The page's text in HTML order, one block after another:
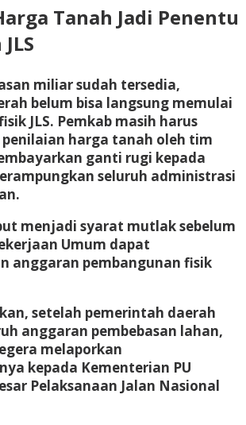
Tanah Jadi Penentu
miliar sudah tersedia,
belum bisa langsung memulai
JLS. Pemkab masih harus
harga tanah oleh tim
ganti rugi kepada
seluruh administrasi
menjadi syarat mutlak sebelum
Umum dapat
anggaran pembangunan fisik
setelah pemerintah daerah
anggaran pembebasan lahan,
melaporkan
kepada Kementerian PU
Pelaksanaan Jalan Nasional